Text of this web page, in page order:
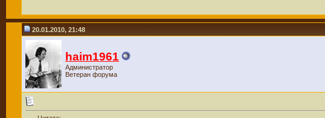
20.01.2010, 21:48
haim1961
Администратор
Ветеран форума